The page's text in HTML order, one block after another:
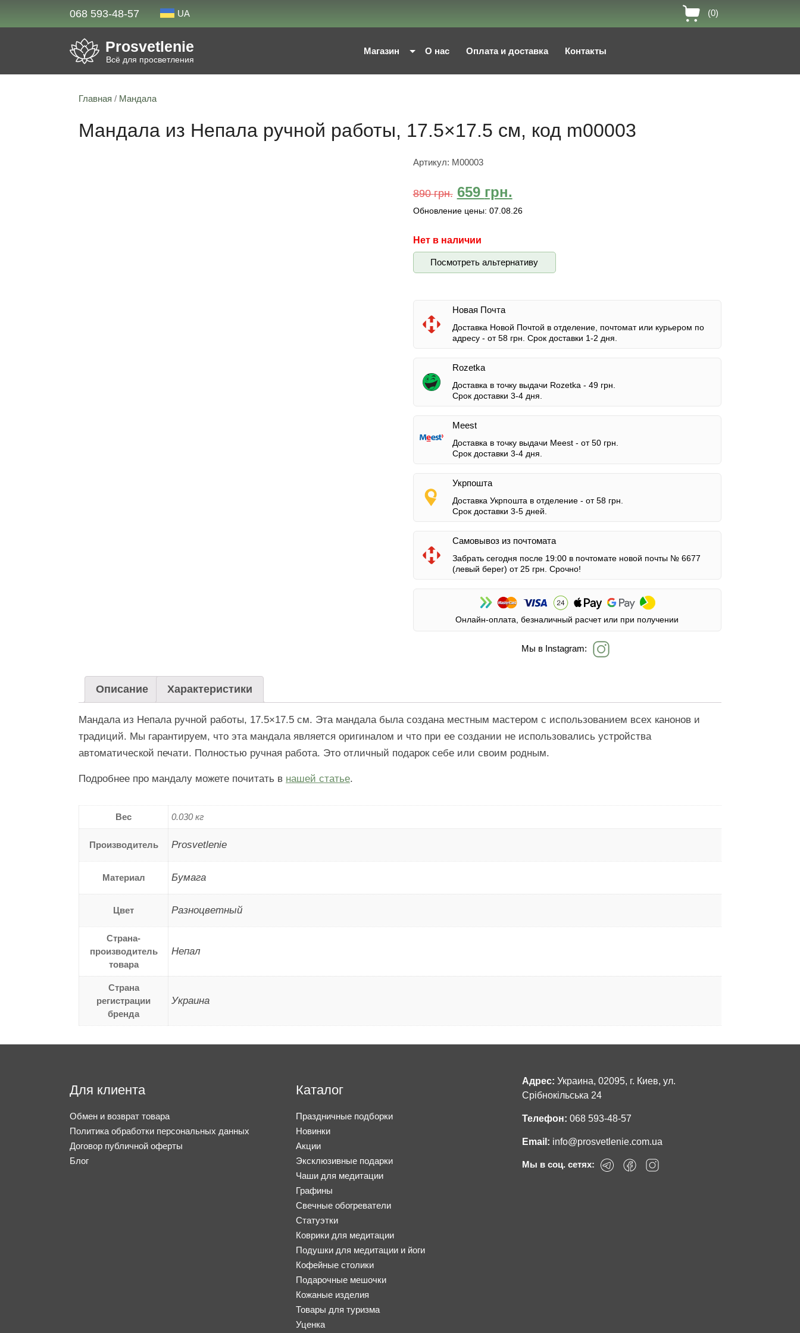
068 593-48-57 UA (0)
Prosvetlenie
Всё для просветления
Магазин О нас Оплата и доставка Контакты
Главная / Мандала
Мандала из Непала ручной работы, 17.5×17.5 см, код m00003
Артикул: M00003
890грн. 659 грн.
Обновление цены: 07.08.26
Нет в наличии
Посмотреть альтернативу
Новая Почта
Доставка Новой Почтой в отделение, почтомат или курьером по
адресу - от 58 грн. Срок доставки 1-2 дня.
Rozetka
Доставка в точку выдачи Rozetka - 49 грн.
Срок доставки 3-4 дня.
Meest
Доставка в точку выдачи Meest - от 50 грн.
Срок доставки 3-4 дня.
Укрпошта
Доставка Укрпошта в отделение - от 58 грн.
Срок доставки 3-5 дней.
Самовывоз из почтомата
Забрать сегодня после 19:00 в почтомате новой почты № 6677
(левый берег) от 25 грн. Срочно!
Онлайн-оплата, безналичный расчет или при получении
Мы в Instagram:
Описание Характеристики
Мандала из Непала ручной работы, 17.5×17.5 см. Эта мандала была создана местным мастером с использованием всех канонов и
традиций. Мы гарантируем, что эта мандала является оригиналом и что при ее создании не использовались устройства
автоматической печати. Полностью ручная работа. Это отличный подарок себе или своим родным.
Подробнее про мандалу можете почитать в нашей статье.
Вес 0.030 кг
Производитель Prosvetlenie
Материал Бумага
Цвет Разноцветный
Страна-
производитель
товара
Непал
Страна
регистрации
бренда
Украина
Для клиента
Обмен и возврат товара
Политика обработки персональных данных
Договор публичной оферты
Блог
Каталог
Праздничные подборки
Новинки
Акции
Эксклюзивные подарки
Чаши для медитации
Графины
Свечные обогреватели
Статуэтки
Коврики для медитации
Подушки для медитации и йоги
Кофейные столики
Подарочные мешочки
Кожаные изделия
Товары для туризма
Уценка
Адрес: Украина, 02095, г. Киев, ул.
Срібнокільська 24
Телефон: 068 593-48-57
Email: info@prosvetlenie.com.ua
Мы в соц. сетях: